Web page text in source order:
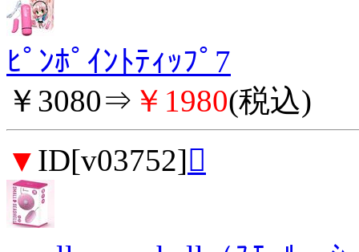
ﾋﾟﾝﾎﾟｲﾝﾄﾃｨｯﾌﾟ7
￥3080⇒ ￥1980(税込)
▼ ID[v03752]